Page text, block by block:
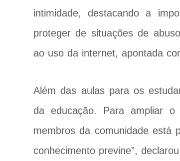
intimidade, destacando a
proteger de situações de
ao uso da internet, apontada
Além das aulas para os
da educação. Para ampliar
membros da comunidade está
conhecimento previne”,